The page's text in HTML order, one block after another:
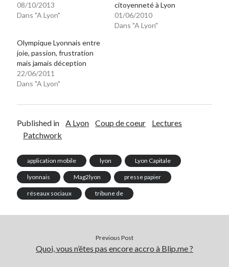
08/10/2013
Dans "A Lyon"
citoyenneté à Lyon
01/06/2010
Dans "A Lyon"
Olympique Lyonnais entre
joie, passion, frustration
mais jamais déception
22/06/2011
Dans "A Lyon"
Published in A Lyon Coup de coeur
Lectures
Patchwork
application mobile lyon Lyon Capitale
lyonnais Mag2lyon presse papier
réseaux sociaux tribune de
Previous Post
Quoi, vous n’êtes pas encore accro à Blip.me ?